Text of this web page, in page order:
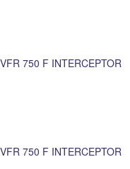
VFR 750 F INTERCEPTOR
VFR 750 F INTERCEPTOR